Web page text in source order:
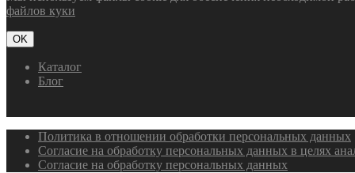
файлов куки
OK
Каталог
Блог
Политика в отношении обработки персональных данных
Согласие на обработку персональных данных в целях
Согласие на обработку персональных данных